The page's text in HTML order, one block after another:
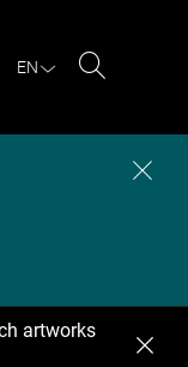
EN
artworks